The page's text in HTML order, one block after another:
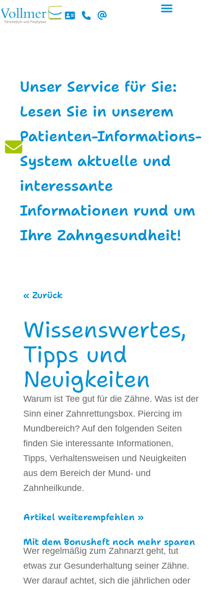
springen
Zum
Inhalt
Unser Service für Sie:
Lesen Sie in unserem
Patienten-Informations-
System aktuelle und
interessante
Informationen rund um
Ihre Zahngesundheit!
« Zurück
Wissenswertes,
Tipps und
Neuigkeiten
Warum ist Tee gut für die Zähne. Was ist der
Sinn einer Zahnrettungsbox. Piercing im
Mundbereich? Auf den folgenden Seiten
finden Sie interessante Informationen,
Tipps, Verhaltensweisen und Neuigkeiten
aus dem Bereich der Mund- und
Zahnheilkunde.
Artikel weiterempfehlen »
Mit dem Bonusheft noch mehr sparen
Wer regelmäßig zum Zahnarzt geht, tut
etwas zur Gesunderhaltung seiner Zähne.
Wer darauf achtet, sich die jährlichen oder